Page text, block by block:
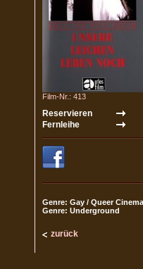
Film-Nr.: 413
Genre: Gay / Queer Cinema
Genre: Underground
zurück